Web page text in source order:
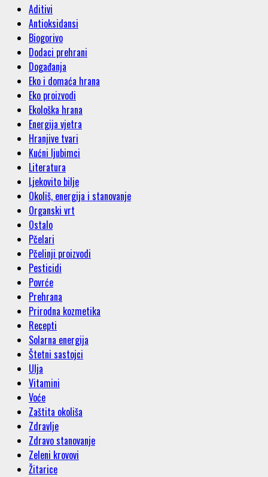
Aditivi
Antioksidansi
Biogorivo
Dodaci prehrani
Događanja
Eko i domaća hrana
Eko proizvodi
Ekološka hrana
Energija vjetra
Hranjive tvari
Kućni ljubimci
Literatura
Ljekovito bilje
Okoliš, energija i stanovanje
Organski vrt
Ostalo
Pčelari
Pčelinji proizvodi
Pesticidi
Povrće
Prehrana
Prirodna kozmetika
Recepti
Solarna energija
Štetni sastojci
Ulja
Vitamini
Voće
Zaštita okoliša
Zdravlje
Zdravo stanovanje
Zeleni krovovi
Žitarice